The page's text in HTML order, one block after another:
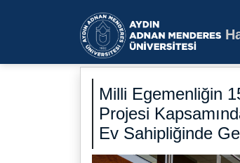
Aydın
Milli Egemenliğin
Projesi
Ev Sahipliğinde